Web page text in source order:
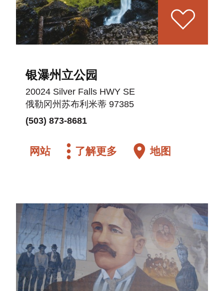
银瀑州立公园
20024 Silver Falls HWY SE
俄勒冈州苏布利米蒂 97385
(503) 873-8681
网站 了解更多 地图